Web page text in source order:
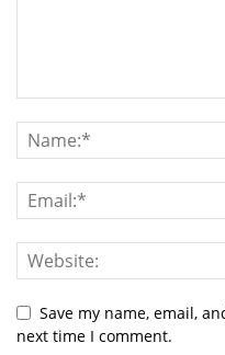
Save my name, email,
next time I comment.